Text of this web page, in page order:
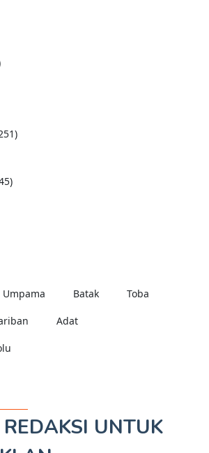
Umpama Batak Toba
Adat
UNTUK